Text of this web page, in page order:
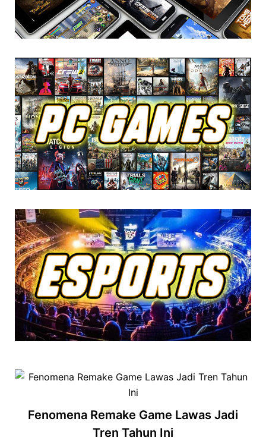
Fenomena Remake Game Lawas Jadi
Tren Tahun Ini